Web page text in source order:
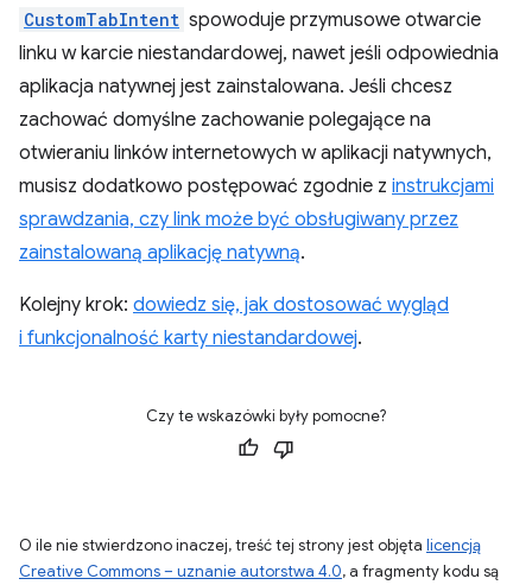
CustomTabIntent spowoduje przymusowe otwarcie
linku w karcie niestandardowej, nawet jeśli odpowiednia
aplikacja natywnej jest zainstalowana. Jeśli chcesz
zachować domyślne zachowanie polegające na
otwieraniu linków internetowych w aplikacji natywnych,
musisz dodatkowo postępować zgodnie z instrukcjami
sprawdzania, czy link może być obsługiwany przez
zainstalowaną aplikację natywną.
Kolejny krok: dowiedz się, jak dostosować wygląd
i funkcjonalność karty niestandardowej.
Czy te wskazówki były pomocne?
O ile nie stwierdzono inaczej, treść tej strony jest objęta licencją
Creative Commons – uznanie autorstwa 4.0, a fragmenty kodu są